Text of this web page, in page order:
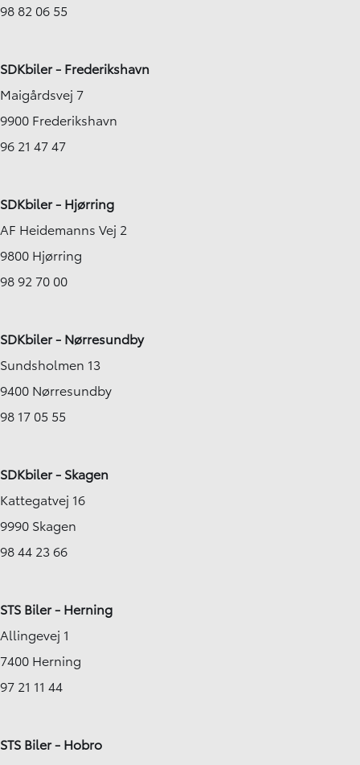
98 82 06 55
SDKbiler - Frederikshavn
Maigårdsvej 7
9900 Frederikshavn
96 21 47 47
SDKbiler - Hjørring
AF Heidemanns Vej 2
9800 Hjørring
98 92 70 00
SDKbiler - Nørresundby
Sundsholmen 13
9400 Nørresundby
98 17 05 55
SDKbiler - Skagen
Kattegatvej 16
9990 Skagen
98 44 23 66
STS Biler - Herning
Allingevej 1
7400 Herning
97 21 11 44
STS Biler - Hobro